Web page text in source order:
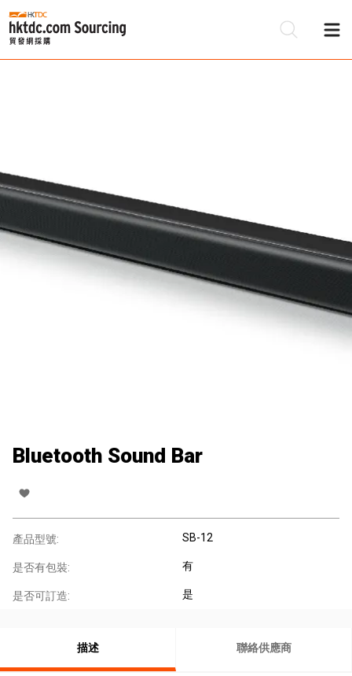
Bluetooth Sound Bar
產品型號: SB-12
是否有包裝: 有
是否可訂造: 是
描述 聯絡供應商